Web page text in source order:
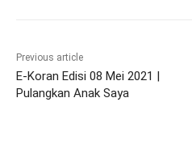
Previous article
E-Koran Edisi 08 Mei 2021 |
Pulangkan Anak Saya